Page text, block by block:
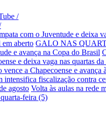
/
com o Juventude e deixa
aberto GALO NAS
e avança na Copa do Brasil
e deixa vaga nas quartas
vence a Chapecoense e avança
intensifica fiscalização contra
agosto Volta às aulas na rede
feira (5)